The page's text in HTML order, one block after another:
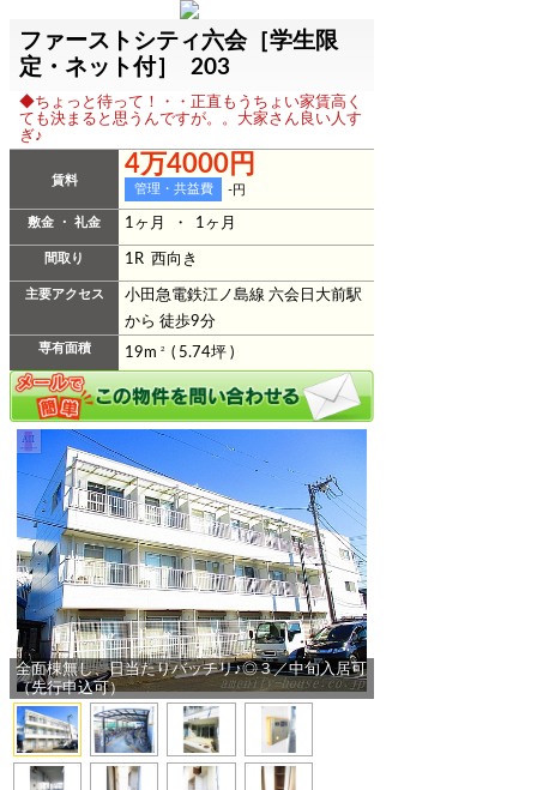
ファーストシティ六会［学生限
定・ネット付］ 203
◆ちょっと待って！・・正直もうちょい家賃高く
ても決まると思うんですが。。大家さん良い人す
ぎ♪
賃料
4万4000円
管理・共益費 -円
敷金 ・ 礼金 1ヶ月 ・ 1ヶ月
間取り 1R 西向き
主要アクセス
小田急電鉄江ノ島線 六会日大前駅
から 徒歩9分
専有面積 19m2 ( 5.74坪 )
全面棟無し、日当たりバッチリ♪◎３／中旬入居可
（先行申込可）